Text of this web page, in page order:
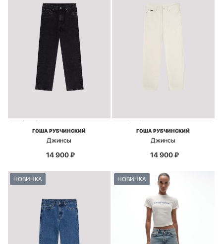
ГОША РУБЧИНСКИЙ
Джинсы
14 900₽
ГОША РУБЧИНСКИЙ
Джинсы
14 900₽
НОВИНКА НОВИНКА